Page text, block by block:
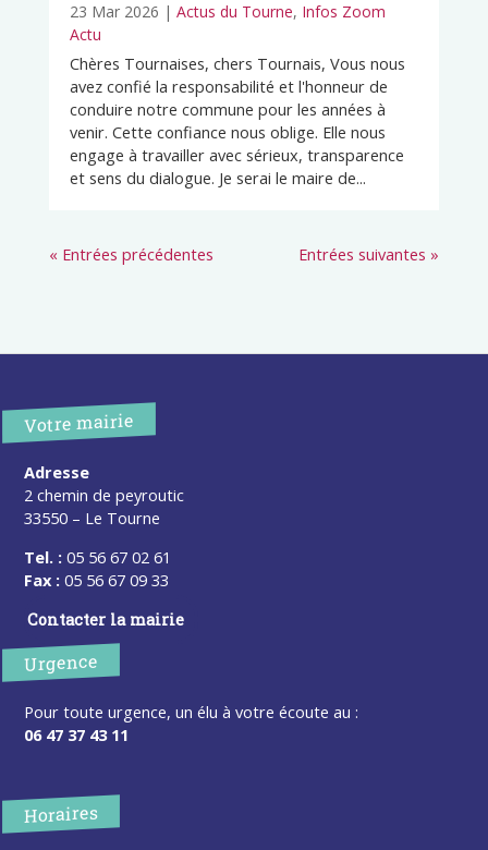
23 Mar 2026 | Actus du Tourne, Infos Zoom
Actu
Chères Tournaises, chers Tournais, Vous nous
avez confié la responsabilité et l'honneur de
conduire notre commune pour les années à
venir. Cette confiance nous oblige. Elle nous
engage à travailler avec sérieux, transparence
et sens du dialogue. Je serai le maire de...
« Entrées précédentes Entrées suivantes »
Votre mairie
Adresse
2 chemin de peyroutic
33550 – Le Tourne
Tel. : 05 56 67 02 61
Fax : 05 56 67 09 33
Contacter la mairie
Urgence
Pour toute urgence, un élu à votre écoute au :
06 47 37 43 11
Horaires